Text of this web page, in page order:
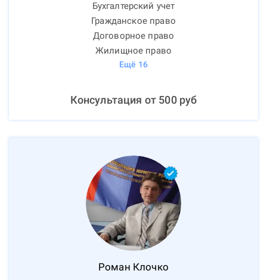
Бухгалтерский учет
Гражданское право
Договорное право
Жилищное право
Ещё 16
Консультация от 500руб
Роман Клочко